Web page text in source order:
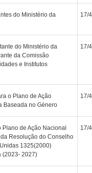
do Ministério da
17/
do Ministério da
da Comissão
e Institutos
17/
o Plano de Ação
Baseada no Género
17/
de Ação Nacional
Resolução do Conselho
1325(2000)
(2023- 2027)
17/